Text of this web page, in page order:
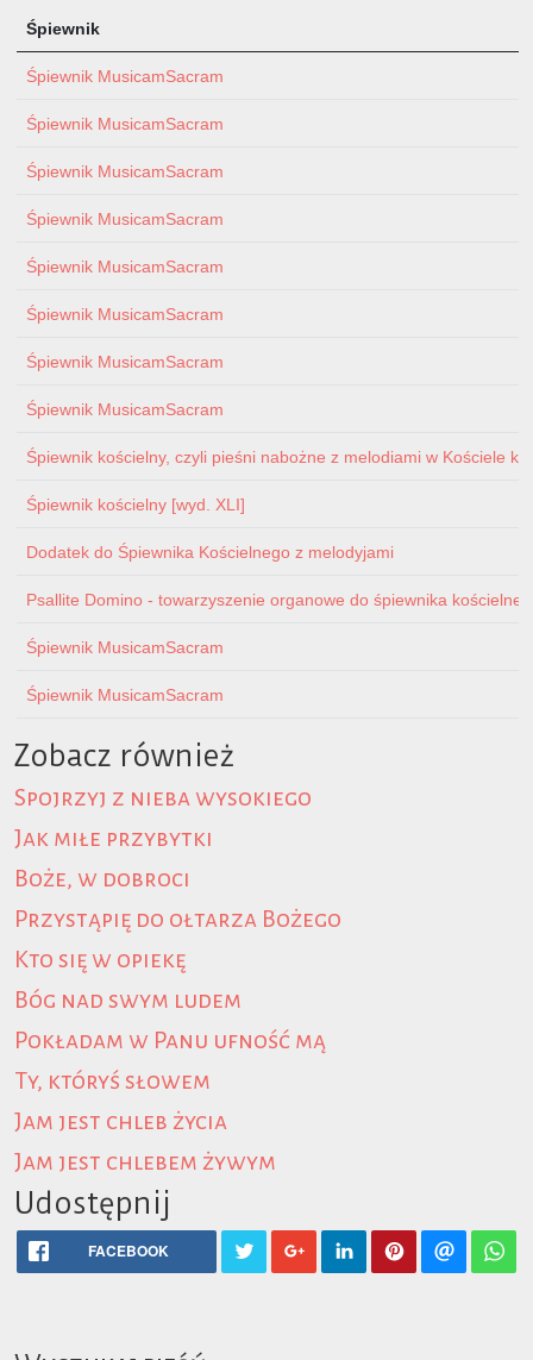
Śpiewnik
Śpiewnik MusicamSacram
Śpiewnik MusicamSacram
Śpiewnik MusicamSacram
Śpiewnik MusicamSacram
Śpiewnik MusicamSacram
Śpiewnik MusicamSacram
Śpiewnik MusicamSacram
Śpiewnik MusicamSacram
Śpiewnik kościelny, czyli pieśni nabożne z melodiami w Kościele
Śpiewnik kościelny [wyd. XLI]
Dodatek do Śpiewnika Kościelnego z melodyjami
Psallite Domino - towarzyszenie organowe do śpiewnika
Śpiewnik MusicamSacram
Śpiewnik MusicamSacram
Zobacz również
Spojrzyj z nieba wysokiego
Jak miłe przybytki
Boże, w dobroci
Przystąpię do ołtarza Bożego
Kto się w opiekę
Bóg nad swym ludem
Pokładam w Panu ufność mą
Ty, któryś słowem
Jam jest chleb życia
Jam jest chlebem żywym
Udostępnij
FACEBOOK